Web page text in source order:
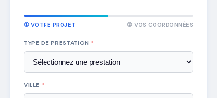
① VOTRE PROJET ② VOS COORDONNÉES
TYPE DE PRESTATION *
VILLE *